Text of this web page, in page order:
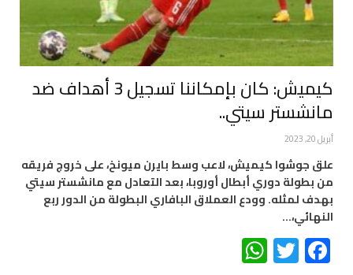
كيميش: كان بإمكاننا تسجيل 3 أهداف ضد
مانشستر سيتي..
أبريل 20, 2023
علق جوشوا كيميش، لاعب وسط بايرن ميونخ، على خروج فريقه
من بطولة دوري أبطال أوروبا، بعد التعادل مع مانشستر سيتي
بهدف لمثله. وودع العملاق البافاري البطولة من الدور ربع
النهائي،…
Facebook
Twitter